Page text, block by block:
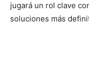
jugará un rol clave
soluciones más